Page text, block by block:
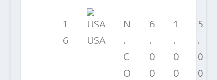
1
6
USA
N
.
C
O
6
.
0
0
1
.
0
0
5
.
0
0